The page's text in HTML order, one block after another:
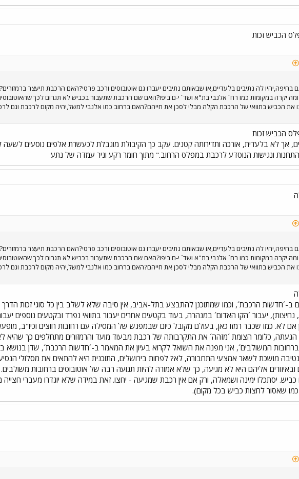
הכביש זכות
בחיפה,יהיו לה נתיבים בלעדיים,או שבאותם נתיבים יעברו גם אוטובוסים ורכב פרטי?האם הרכבת תיעצר
יקרה במקומות כמו רח´ אלנבי בת"א ושד´ י-ם ביפו?האם שם הרכבת שתעבור בכביש לא תגרום לכך
את הכביש בתוואי של הרכבת הקלה מבלי לסכן את חייהם?האם ברחוב כמו אלנבי למשל,יהיה מקום לרכבת וגם
הכביש זכות
אך לא בלעדית, אורכה ותדירותה קטנים. עקב כך הקיבולת מוגבלת לכעשרת אלפים נוסעים לשעה
ונגישות הנוסדע לרכבת במפלס הרחוב." מתוך חומר רקע וניר עמדה של נתע
בחיפה,יהיו לה נתיבים בלעדיים,או שבאותם נתיבים יעברו גם אוטובוסים ורכב פרטי?האם הרכבת תיעצר
יקרה במקומות כמו רח´ אלנבי בת"א ושד´ י-ם ביפו?האם שם הרכבת שתעבור בכביש לא תגרום לכך
את הכביש בתוואי של הרכבת הקלה מבלי לסכן את חייהם?האם ברחוב כמו אלנבי למשל,יהיה מקום לרכבת וגם
´חדשות הרכבת´, וכמו שמתוכנן להתבצע בתל-אביב, אין סיבה שלא לשלב בין כל סוגי זכות
יעבור ´הקו האדום´ במנהרה, בעוד בקטעים אחרים יעבור בתוואי נפרד ובקטעים נוספים
אם לא. כמו שכבר רמזו כאן, בעולם מקובל כיום שבמפגש של המסילה עם רחובות חוצים וכיו"ב,
כלומר הצומת ´מזהה´ את התקרבותה של רכבת מבעוד מועד והרמזורים מתחלפים כך
המשולבים´, אני מפנה את השואל לקרוא בעיון את המאמר ב-´חדשות הרכבת´, שדן בנושא
מושכת לשאר אמצעי התחבורה, לא? לפחות בירושלים, התוכנית היא להתאים את מסלולי
ובאיזורים אליהם היא לא מגיעה, כך שלא אמורה להיות תנועה רבה של אוטובוסים ברחובות
יסתכלו ימינה ושמאלה, ורק אם אין רכבת שמגיעה - יחצו. זאת במידה שלא יוגדרו מעברי
שאסור לחצות כביש בכל מקום).